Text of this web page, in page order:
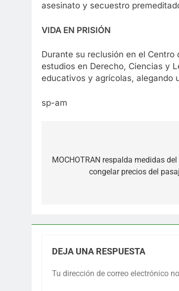
asesinato y secuestro
VIDA EN PRISIÓN
Durante su reclusión en el
estudios en Derecho, Ciencias y
educativos y agrícolas, alegando
sp-am
de
MOCHOTRAN respalda medidas
congelar precios del
DEJA UNA RESPUESTA
Tu dirección de correo electrónico